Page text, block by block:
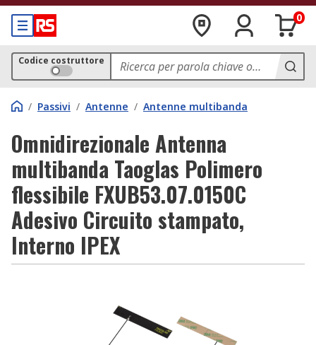
0
Codice costruttore
/ Passivi / Antenne / Antenne multibanda
Omnidirezionale Antenna
multibanda Taoglas Polimero
flessibile FXUB53.07.0150C
Adesivo Circuito stampato,
Interno IPEX